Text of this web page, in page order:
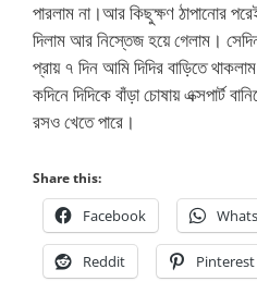
পারলাম না।আর কিছুক্ষণ ঠাপানোর
দিলাম আর নিস্তেজ হয়ে গেলাম।
প্রায় ৭ দিন আমি দিদির বাড়িতে
কদিনে দিদিকে বাঁড়া চোষায় এক্সপার্ট
রসও খেতে পারে।
Share this:
Facebook
Reddit Pinterest